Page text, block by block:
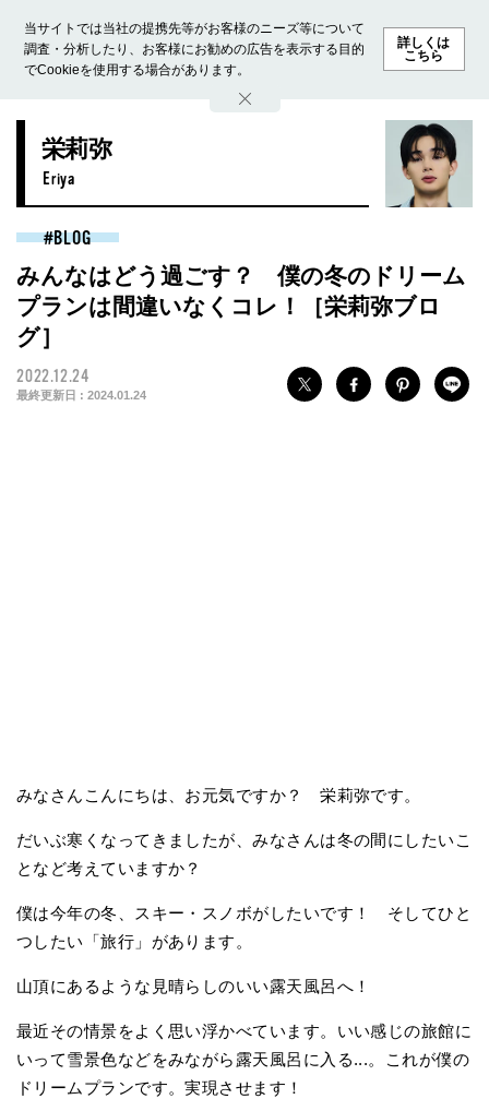
当サイトでは当社の提携先等がお客様のニーズ等について
調査・分析したり、お客様にお勧めの広告を表示する目的
でCookieを使用する場合があります。
詳しくは
こちら
ホーム モデル募集 ランキング ファッション ビューテ
栄莉弥
Eriya
BLOG
みんなはどう過ごす？ 僕の冬のドリーム
プランは間違いなくコレ！［栄莉弥ブロ
グ］
2022.12.24
最終更新日 : 2024.01.24
みなさんこんにちは、お元気ですか？ 栄莉弥です。
だいぶ寒くなってきましたが、みなさんは冬の間にしたいこ
となど考えていますか？
僕は今年の冬、スキー・スノボがしたいです！ そしてひと
つしたい「旅行」があります。
山頂にあるような見晴らしのいい露天風呂へ！
最近その情景をよく思い浮かべています。いい感じの旅館に
いって雪景色などをみながら露天風呂に入る...。これが僕の
ドリームプランです。実現させます！